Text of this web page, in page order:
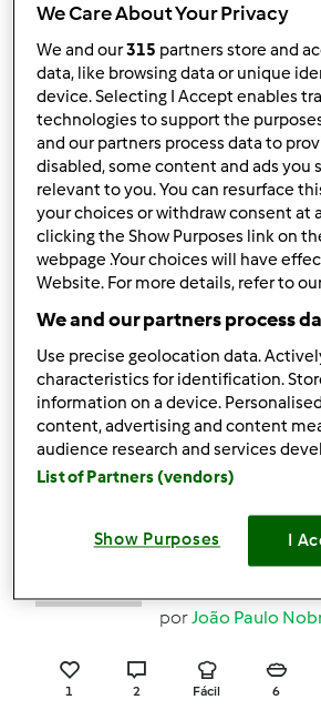
Limpar
2.0 (1)
Mousse de
Lima
por Gast
0 1 Fácil 8
Bolo Base de
porGast
Arroz
porJoão Paulo
1 2 Fácil 6
We Care About Your Privacy
We and our315 partners store and
data, like browsing data or unique
device. Selecting I Accept enables
technologies to support the
and our partners process data to
disabled, some content and ads you
relevant to you. You can resurface
your choices or withdraw consent at
clicking the Show Purposes link on
webpage .Your choices will have
Website. For more details, refer to
We and our partners process
Use precise geolocation data.
characteristics for identification.
information on a device.
content, advertising and content
audience research and services
List of Partners (vendors)
Show Purposes I